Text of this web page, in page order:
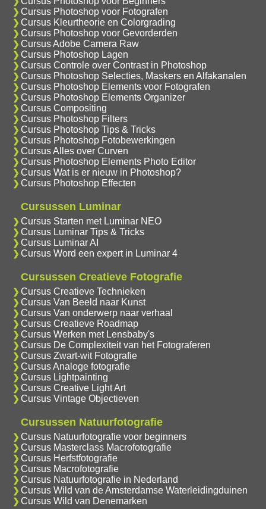
Cursus Photoshop voor Fotografen
Cursus Kleurtheorie en Colorgrading
Cursus Photoshop voor Gevorderden
Cursus Adobe Camera Raw
Cursus Photoshop Lagen
Cursus Controle over Contrast in Photoshop
Cursus Photoshop Selecties, Maskers en Alfakanalen
Cursus Photoshop Elements voor Fotografen
Cursus Photoshop Elements Organizer
Cursus Compositing
Cursus Photoshop Filters
Cursus Photoshop Tips & Tricks
Cursus Photoshop Fotobewerkingen
Cursus Alles over Curven
Cursus Photoshop Elements Photo Editor
Cursus Wat is er nieuw in Photoshop?
Cursus Photoshop Effecten
Cursussen Luminar
Cursus Starten met Luminar NEO
Cursus Luminar Tips & Tricks
Cursus Luminar AI
Cursus Word een expert in Luminar 4
Cursussen Creatieve Fotografie
Cursus Creatieve Technieken
Cursus Van Beeld naar Kunst
Cursus Van onderwerp naar verhaal
Cursus Creatieve Roadmap
Cursus Werken met Lensbaby's
Cursus De Complexiteit van het Fotograferen
Cursus Zwart-wit Fotografie
Cursus Analoge fotografie
Cursus Lightpainting
Cursus Creative Light Art
Cursus Vintage Objectieven
Cursussen Natuurfotografie
Cursus Natuurfotografie voor beginners
Cursus Masterclass Macrofotografie
Cursus Herfstfotografie
Cursus Macrofotografie
Cursus Natuurfotografie in Nederland
Cursus Wild van de Amsterdamse Waterleidingduinen
Cursus Wild van Denemarken